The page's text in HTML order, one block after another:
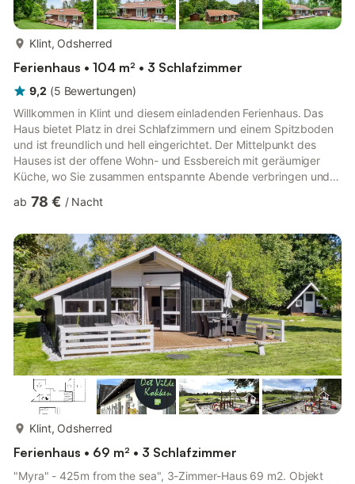
Klint, Odsherred
Ferienhaus • 104 m² • 3 Schlafzimmer
9,2 (5 Bewertungen)
Willkommen in Klint und diesem einladenden Ferienhaus. Das
Haus bietet Platz in drei Schlafzimmern und einem Spitzboden
und ist freundlich und hell eingerichtet. Der Mittelpunkt des
Hauses ist der offene Wohn- und Essbereich mit geräumiger
Küche, wo Sie zusammen entspannte Abende verbringen und
Kinder ungestört spielen und das Trampolin, die Fußballtore und
Gartenmöbeln und Grill lässt es sich wunderbar Zeit im Freien
verbringen und vom Alltag abschalten.Nach einem kurzen
Spazierga...
ab 78 € / Nacht
Klint, Odsherred
Ferienhaus • 69 m² • 3 Schlafzimmer
"Myra" - 425m from the sea", 3-Zimmer-Haus 69 m2. Objekt